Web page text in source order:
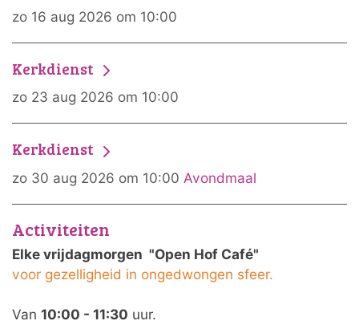
zo 16 aug 2026 om 10:00
Kerkdienst
zo 23 aug 2026 om 10:00
Kerkdienst
zo 30 aug 2026 om 10:00 Avondmaal
Activiteiten
Elke vrijdagmorgen "Open Hof Café"
voor gezelligheid in ongedwongen sfeer.
Van 10:00 - 11:30 uur.